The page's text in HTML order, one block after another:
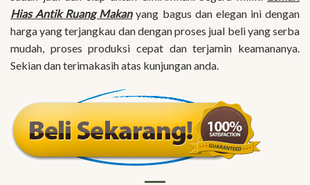
Hias Antik Ruang Makanyang bagus dan elegan ini dengan
harga yang terjangkau dan dengan proses jual beli yang serba
mudah, proses produksi cepat dan terjamin keamananya.
Sekian dan terimakasih atas kunjungan anda.